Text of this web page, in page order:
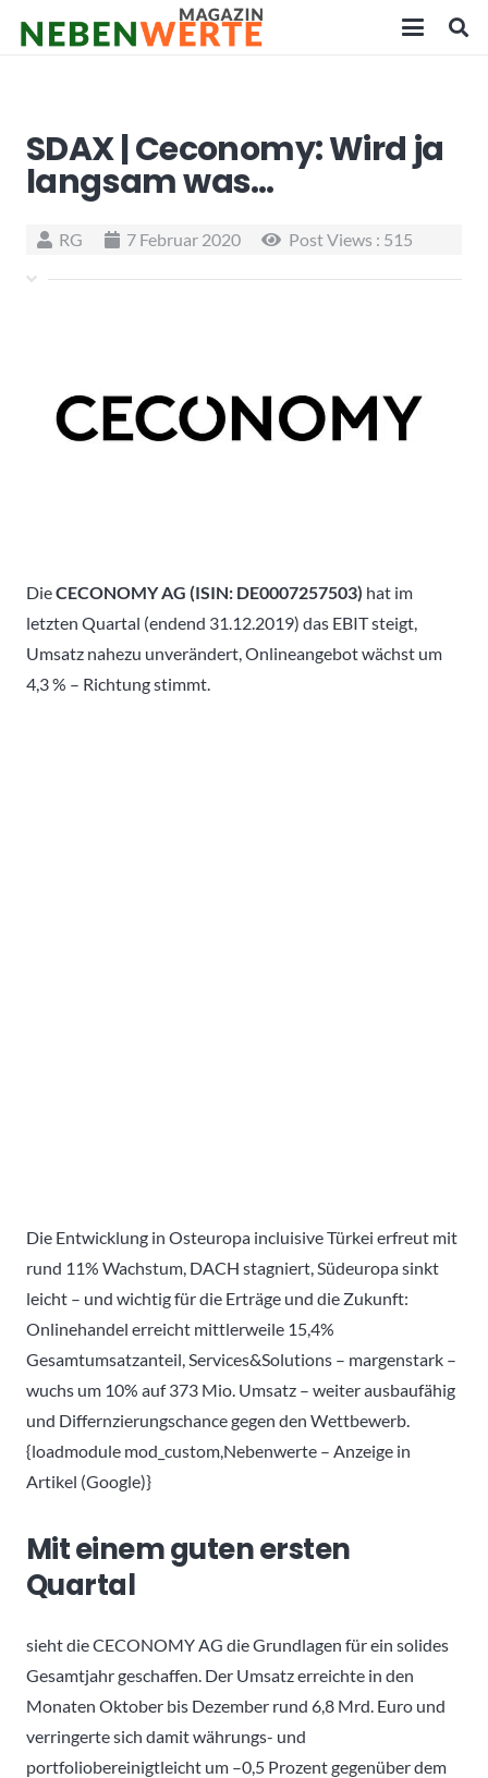
SDAX | Ceconomy: Wird ja
langsam was…
RG 7 Februar 2020 Post Views : 515
DieCECONOMY AG (ISIN: DE0007257503) hat im
letzten Quartal (endend 31.12.2019) das EBIT steigt,
Umsatz nahezu unverändert, Onlineangebot wächst um
4,3 % – Richtung stimmt.
Die Entwicklung in Osteuropa incluisive Türkei erfreut mit
rund 11% Wachstum, DACH stagniert, Südeuropa sinkt
leicht – und wichtig für die Erträge und die Zukunft:
Onlinehandel erreicht mittlerweile 15,4%
Gesamtumsatzanteil, Services&Solutions – margenstark –
wuchs um 10% auf 373 Mio. Umsatz – weiter ausbaufähig
und Differnzierungschance gegen den Wettbewerb.
{loadmodule mod_custom,Nebenwerte – Anzeige in
Artikel (Google)}
Mit einem guten ersten
Quartal
sieht die CECONOMY AG die Grundlagen für ein solides
Gesamtjahr geschaffen. Der Umsatz erreichte in den
Monaten Oktober bis Dezember rund 6,8 Mrd. Euro und
verringerte sich damit währungs- und
portfoliobereinigtleicht um –0,5 Prozent gegenüber dem